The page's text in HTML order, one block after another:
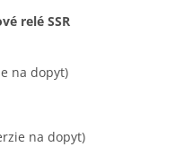
relé SSR
na dopyt)
na dopyt)